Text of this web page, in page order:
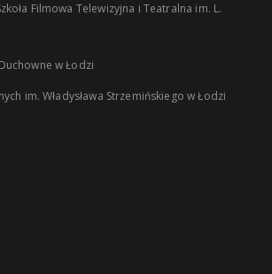
Filmowa Telewizyjna i Teatralna im. L.
w Łodzi
im. Władysława Strzemińskiego w Łodzi